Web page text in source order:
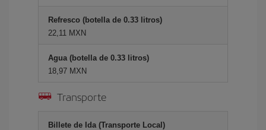
Refresco (botella de 0.33 litros)
22,11 MXN
Agua (botella de 0.33 litros)
18,97 MXN
Transporte
Billete de Ida (Transporte Local)